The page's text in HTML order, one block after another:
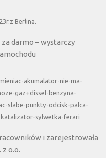
Berlina.
za darmo – wystarczy
akumalator-nie-ma-
gaz+dissel-benzyna-
slabe-punkty-odcisk-palca-
sylwetka-ferari
i zarejestrowała
z o.o.